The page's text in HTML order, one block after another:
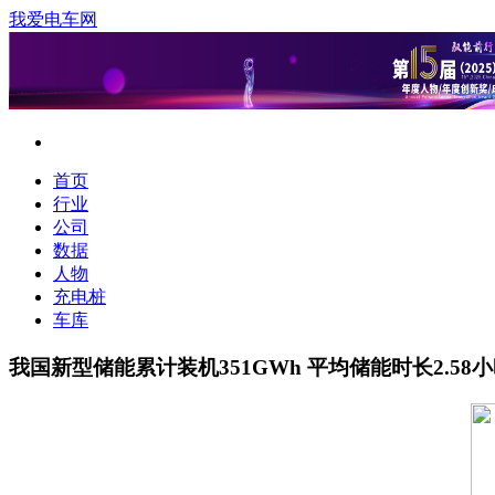
我爱电车网
首页
行业
公司
数据
人物
充电桩
车库
我国新型储能累计装机351GWh 平均储能时长2.58